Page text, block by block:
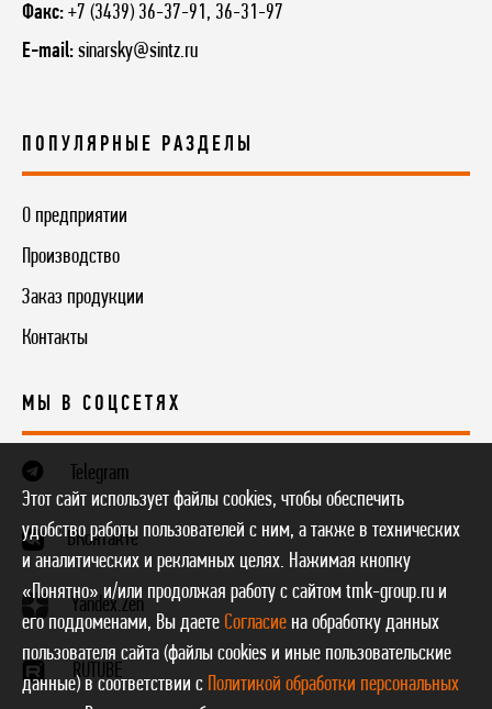
Факс: +7 (3439) 36-37-91, 36-31-97
E-mail: sinarsky@sintz.ru
ПОПУЛЯРНЫЕ РАЗДЕЛЫ
О предприятии
Производство
Заказ продукции
Контакты
МЫ В СОЦСЕТЯХ
Telegram
ВКонтакте
Yandex.Zen
RUTUBE
Этот сайт использует файлы cookies, чтобы обеспечить
удобство работы пользователей с ним, а также в технических
и аналитических и рекламных целях. Нажимая кнопку
«Понятно» и/или продолжая работу с сайтом tmk-group.ru и
его поддоменами, Вы даете Согласие на обработку данных
пользователя сайта (файлы cookies и иные пользовательские
данные) в соответствии с Политикой обработки персональных